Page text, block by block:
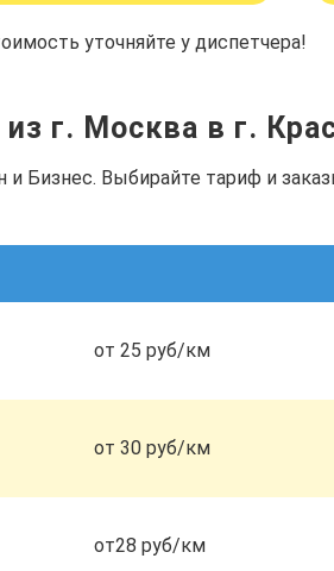
уточняйте у диспетчера!
г. Москва в г.
Бизнес. Выбирайте тариф и
от 25 руб/км
от 30 руб/км
от28 руб/км